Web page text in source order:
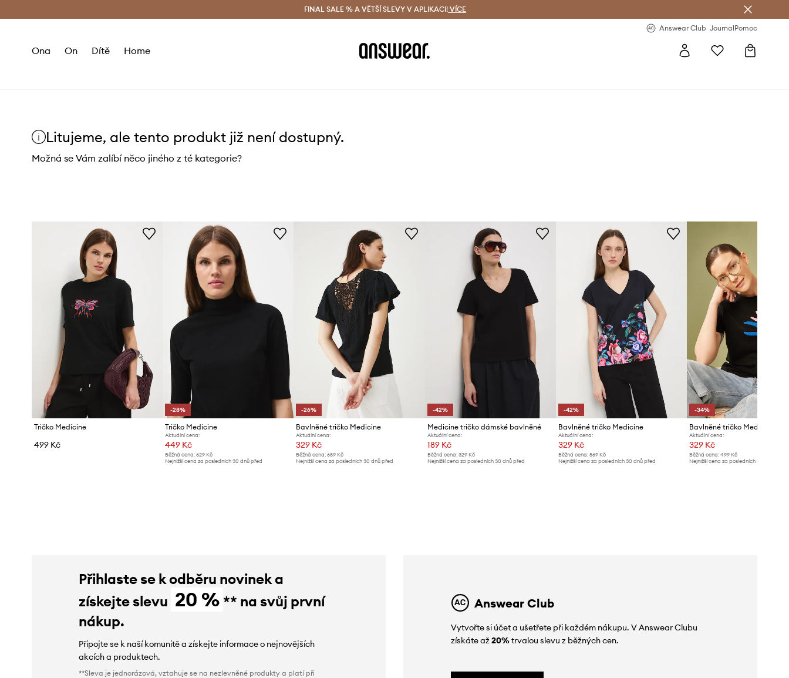
Doručení a vrácení zdarma (od 1800 Kč) Doručení i do 24 h
FINAL SALE % A VĚTŠÍ SLEVY V APLIKACI! VÍCE
Answear Club JournalPomoc
Ona On Dítě Home
Litujeme, ale tento produkt již není dostupný.
Možná se Vám zalíbí něco jiného z té kategorie?
Tričko Medicine
499 Kč
-28%
Tričko Medicine
Aktuální cena:
449 Kč
Běžná cena:629 Kč
Nejnižší cena za posledních 30 dnů před
-26%
Bavlněné tričko Medicine
Aktuální cena:
329 Kč
Běžná cena: 689 Kč
Nejnižší cena za posledních 30 dnů před
-42%
Medicine tričko dámské bavlněné
Aktuální cena:
189 Kč
Běžná cena: 329 Kč
Nejnižší cena za posledních 30 dnů před
-42%
Bavlněné tričko Medicine
Aktuální cena:
329 Kč
Běžná cena:569 Kč
Nejnižší cena za posledních 30 dnů před
-34%
Bavlněné tričko Medicine
Aktuální cena:
329 Kč
Běžná cena: 499 Kč
Nejnižší cena za posledních 30 dnů před
Přihlaste se k odběru novinek a
získejte slevu 20 % ** na svůj první
nákup.
Připojte se k naší komunitě a získejte informace o nejnovějších
akcích a produktech.
**Sleva je jednorázová, vztahuje se na nezlevněné produkty a platí při
Answear Club
Vytvořte si účet a ušetřete při každém nákupu. V Answear Clubu
získáte až20%trvalou slevu z běžných cen.